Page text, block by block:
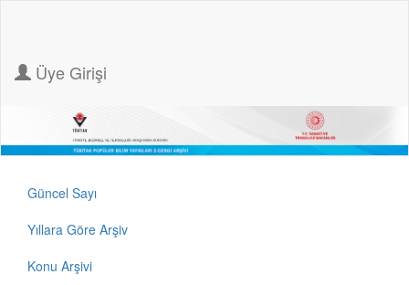
Üye Girişi
Güncel Sayı
Yıllara Göre Arşiv
Konu Arşivi